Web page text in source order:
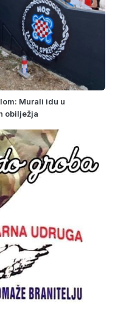
Murali idu u
obilježja